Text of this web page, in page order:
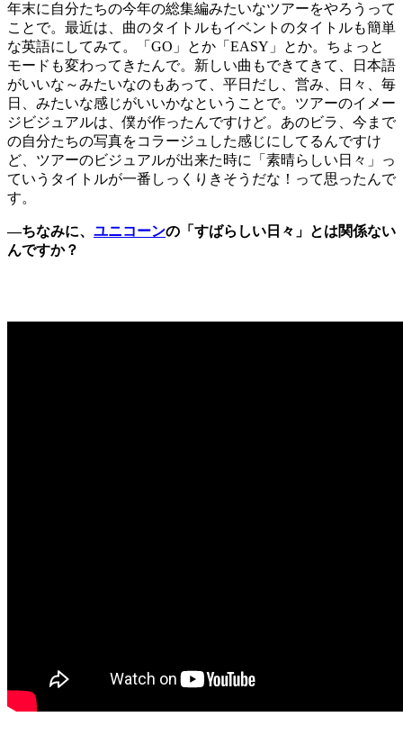
年末に自分たちの今年の総集編みたいなツアーをやろうって
ことで。最近は、曲のタイトルもイベントのタイトルも簡単
な英語にしてみて。「GO」とか「EASY」とか。ちょっと
モードも変わってきたんで。新しい曲もできてきて、日本語
がいいな～みたいなのもあって、平日だし、営み、日々、毎
日、みたいな感じがいいかなということで。ツアーのイメー
ジビジュアルは、僕が作ったんですけど。あのビラ、今まで
の自分たちの写真をコラージュした感じにしてるんですけ
ど、ツアーのビジュアルが出来た時に「素晴らしい日々」っ
ていうタイトルが一番しっくりきそうだな！って思ったんで
す。
―ちなみに、 ユニコーンの「すばらしい日々」とは関係ない
んですか？